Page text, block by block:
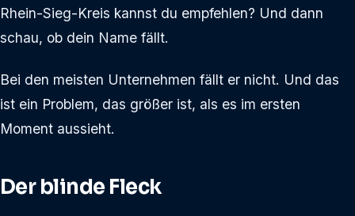
Rhein-Sieg-Kreis kannst du empfehlen? Und dann
schau, ob dein Name fällt.
Bei den meisten Unternehmen fällt er nicht. Und das
ist ein Problem, das größer ist, als es im ersten
Moment aussieht.
Der blinde Fleck